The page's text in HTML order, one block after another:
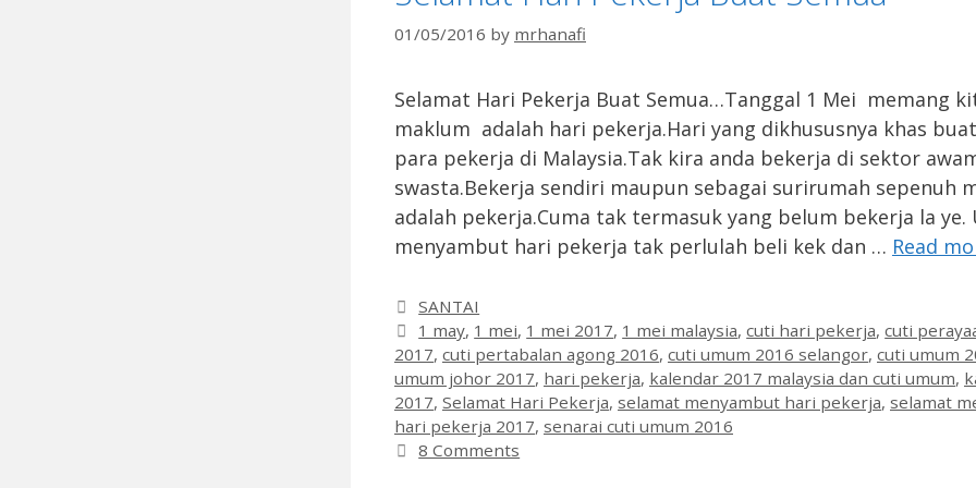
01/05/2016 by mrhanafi
Selamat Hari Pekerja Buat Semua…Tanggal 1 Mei memang
maklum adalah hari pekerja.Hari yang dikhususnya khas
para pekerja di Malaysia.Tak kira anda bekerja di sektor
swasta.Bekerja sendiri maupun sebagai surirumah sepenuh
adalah pekerja.Cuma tak termasuk yang belum bekerja la ye.
menyambut hari pekerja tak perlulah beli kek dan … Read
Categories
SANTAI
Tags
1 may, 1 mei, 1 mei 2017, 1 mei malaysia,cuti hari pekerja,cuti
2017, cuti pertabalan agong 2016, cuti umum 2016 selangor, cuti umum
umum johor 2017, hari pekerja, kalendar 2017 malaysia dan cuti umum,
2017, Selamat Hari Pekerja, selamat menyambut hari pekerja, selamat
hari pekerja 2017, senarai cuti umum 2016
8 Comments